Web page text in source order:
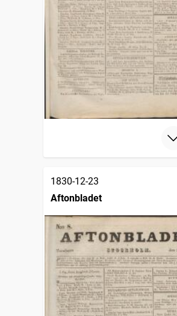
1830-12-23
Aftonbladet